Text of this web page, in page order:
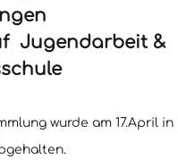
Jugendarbeit &
wurde am 17.April in